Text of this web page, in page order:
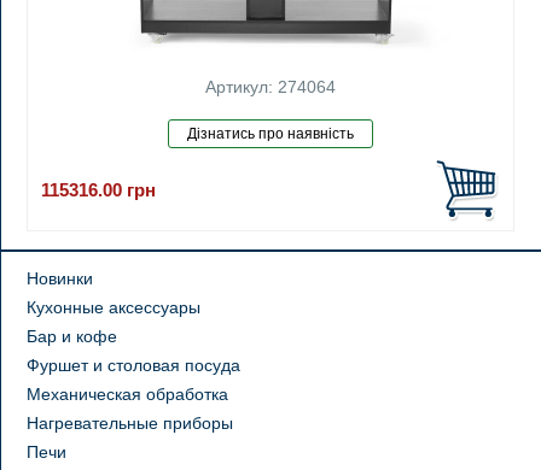
Артикул: 274064
115316.00 грн
Новинки
Кухонные аксессуары
Бар и кофе
Фуршет и столовая посуда
Механическая обработка
Нагревательные приборы
Печи